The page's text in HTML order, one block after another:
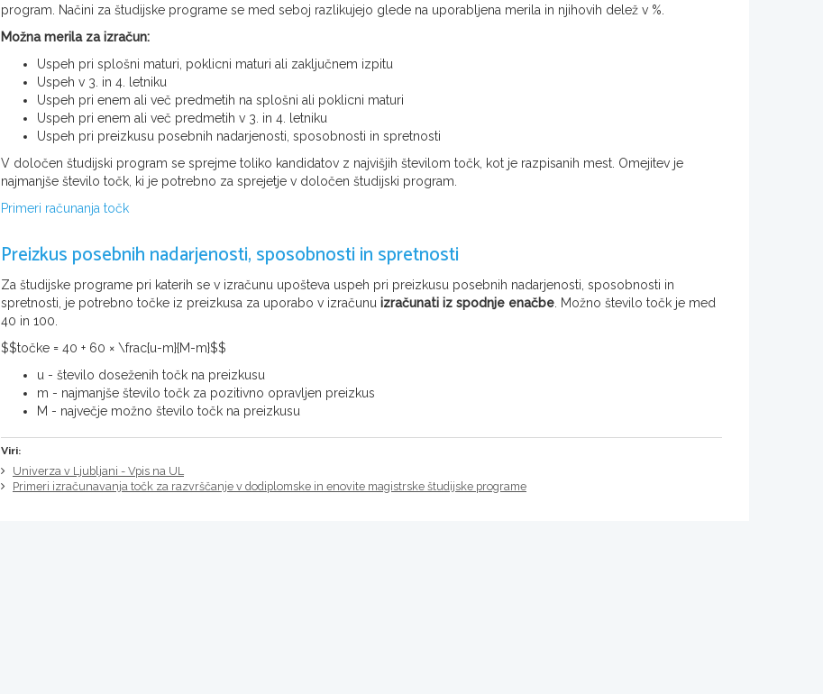
program. Načini za študijske programe se med seboj razlikujejo glede na uporabljena merila in njihovih delež v %.
Možna merila za izračun:
Uspeh pri splošni maturi, poklicni maturi ali zaključnem izpitu
Uspeh v 3. in 4. letniku
Uspeh pri enem ali več predmetih na splošni ali poklicni maturi
Uspeh pri enem ali več predmetih v 3. in 4. letniku
Uspeh pri preizkusu posebnih nadarjenosti, sposobnosti in spretnosti
V določen študijski program se sprejme toliko kandidatov z najvišjih številom točk, kot je razpisanih mest. Omejitev je
najmanjše število točk, ki je potrebno za sprejetje v določen študijski program.
Primeri računanja točk
Preizkus posebnih nadarjenosti, sposobnosti in spretnosti
Za študijske programe pri katerih se v izračunu upošteva uspeh pri preizkusu posebnih nadarjenosti, sposobnosti in
spretnosti, je potrebno točke iz preizkusa za uporabo v izračunu izračunati iz spodnje enačbe . Možno število točk je med
40 in 100.
$$točke = 40 + 60 × \frac{u-m}{M-m}$$
u - število doseženih točk na preizkusu
m - najmanjše število točk za pozitivno opravljen preizkus
M - največje možno število točk na preizkusu
Viri:
Univerza v Ljubljani - Vpis na UL
Primeri izračunavanja točk za razvrščanje v dodiplomske in enovite magistrske študijske programe